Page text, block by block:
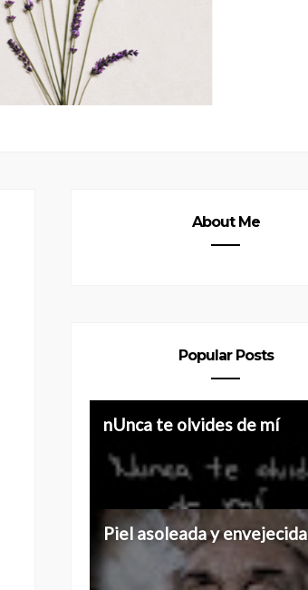
About Me
Popular Posts
Historias de 40 y más
nUnca te olvides de mí
Piel asoleada y envejecida